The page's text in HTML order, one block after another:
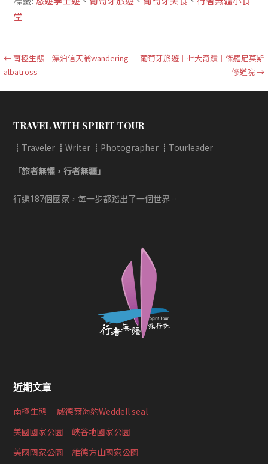
堂
文
覽
← 南極生態｜漂泊信天翁wandering
albatross
葡萄牙旅遊｜七大奇蹟｜傑羅尼莫斯
修道院 →
TRAVEL WITH SPIRIT TOUR
┋Traveler ┋Writer ┋Photographer ┋Tourleader
「旅者無懼，行者無疆」
行遍187個國家，每一步都踏出了一個世界。
近期文章
南極生態｜ 威德爾海豹Weddell seal
美國國家公園｜峽谷地國家公園
美國國家公園｜維德方山國家公園